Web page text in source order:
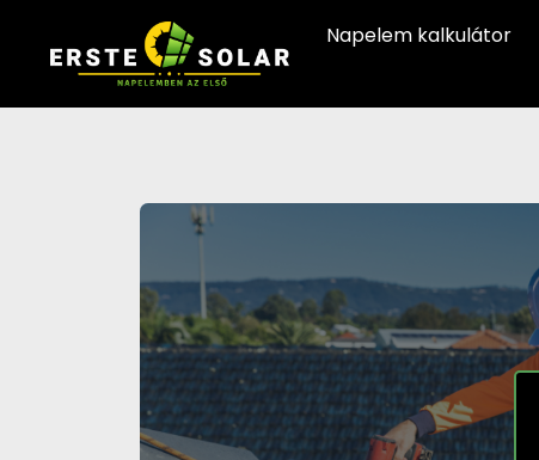
Napelem kalkulátor